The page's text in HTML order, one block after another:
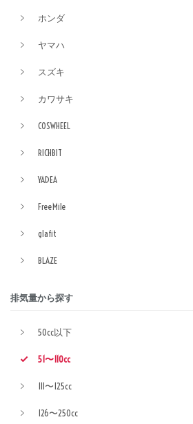
ホンダ
ヤマハ
スズキ
カワサキ
COSWHEEL
RICHBIT
YADEA
FreeMile
glafit
BLAZE
排気量から探す
50cc以下
51〜110cc
111〜125cc
126〜250cc